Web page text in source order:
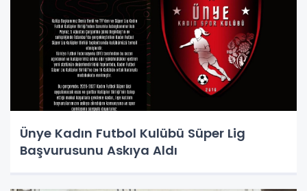
Ünye Kadın Futbol Kulübü Süper Lig
Başvurusunu Askıya Aldı